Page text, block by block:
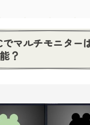
でマルチモニター
？